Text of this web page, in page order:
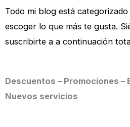
Todo mi blog está
escoger lo que más te gusta.
suscribirte a a continuación
Descuentos – Promociones –
Nuevos servicios